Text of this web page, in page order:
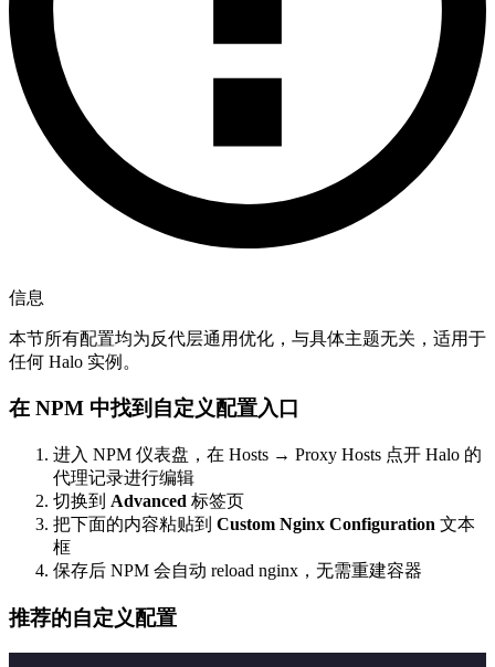
信息
本节所有配置均为反代层通用优化，与具体主题无关，适用于
任何 Halo 实例。
在 NPM 中找到自定义配置入口
进入 NPM 仪表盘，在 Hosts → Proxy Hosts 点开 Halo 的
代理记录进行编辑
切换到 Advanced 标签页
把下面的内容粘贴到 Custom Nginx Configuration 文本
框
保存后 NPM 会自动 reload nginx，无需重建容器
推荐的自定义配置